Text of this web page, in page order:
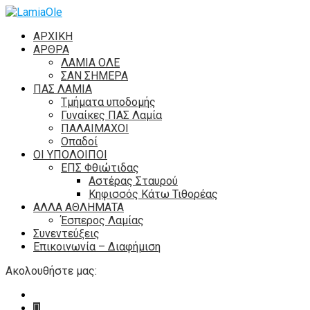
ΑΡΧΙΚΗ
ΑΡΘΡΑ
ΛΑΜΙΑ ΟΛΕ
ΣΑΝ ΣΗΜΕΡΑ
ΠΑΣ ΛΑΜΙΑ
Τμήματα υποδομής
Γυναίκες ΠΑΣ Λαμία
ΠΑΛΑΙΜΑΧΟΙ
Οπαδοί
ΟΙ ΥΠΟΛΟΙΠΟΙ
ΕΠΣ Φθιώτιδας
Αστέρας Σταυρού
Κηφισσός Κάτω Τιθορέας
ΑΛΛΑ ΑΘΛΗΜΑΤΑ
Έσπερος Λαμίας
Συνεντεύξεις
Επικοινωνία – Διαφήμιση
Ακολουθήστε μας: